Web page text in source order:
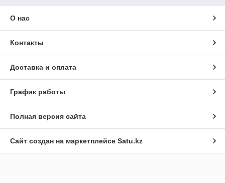
О нас
Контакты
Доставка и оплата
График работы
Полная версия сайта
Сайт создан на маркетплейсе Satu.kz